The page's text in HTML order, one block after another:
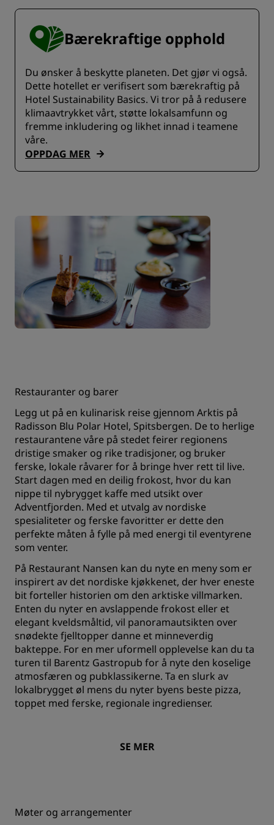
Bærekraftige opphold
Du ønsker å beskytte planeten. Det gjør vi også.
Dette hotellet er verifisert som bærekraftig på
Hotel Sustainability Basics. Vi tror på å redusere
klimaavtrykket vårt, støtte lokalsamfunn og
fremme inkludering og likhet innad i teamene
våre.
OPPDAG MER
Restauranter og barer
Legg ut på en kulinarisk reise gjennom Arktis på
Radisson Blu Polar Hotel, Spitsbergen. De to herlige
restaurantene våre på stedet feirer regionens
dristige smaker og rike tradisjoner, og bruker
ferske, lokale råvarer for å bringe hver rett til live.
Start dagen med en deilig frokost, hvor du kan
nippe til nybrygget kaffe med utsikt over
Adventfjorden. Med et utvalg av nordiske
spesialiteter og ferske favoritter er dette den
perfekte måten å fylle på med energi til eventyrene
som venter.
På Restaurant Nansen kan du nyte en meny som er
inspirert av det nordiske kjøkkenet, der hver eneste
bit forteller historien om den arktiske villmarken.
Enten du nyter en avslappende frokost eller et
elegant kveldsmåltid, vil panoramautsikten over
snødekte fjelltopper danne et minneverdig
bakteppe. For en mer uformell opplevelse kan du ta
turen til Barentz Gastropub for å nyte den koselige
atmosfæren og pubklassikerne. Ta en slurk av
lokalbrygget øl mens du nyter byens beste pizza,
toppet med ferske, regionale ingredienser.
SE MER
Møter og arrangementer